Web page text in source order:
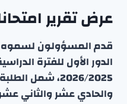
عرض تقرير
قدم المسؤولون لسموه
الدور الأول للفترة
2026/2025،
والحادي عشر والثاني